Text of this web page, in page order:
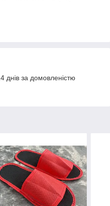
днів за домовленістю